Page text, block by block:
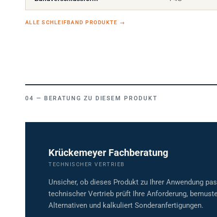
ALLE SCHLEIFBAND PRODUKTE
BERATUNG ZU DIESEM PRODUKT
Krückemeyer Fachberatung
TECHNISCHER VERTRIEB
Unsicher, ob dieses Produkt zu Ihrer Anwendung
technischer Vertrieb prüft Ihre Anforderung,
Alternativen und kalkuliert Sonderanfertigungen.